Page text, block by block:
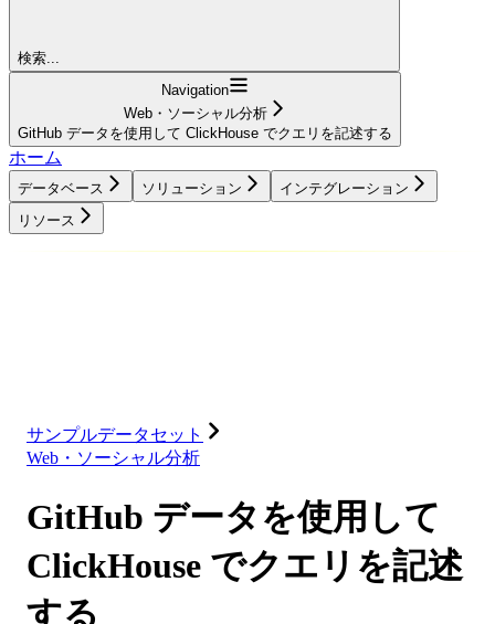
検索...
Navigation
Web・ソーシャル分析
GitHub データを使用して ClickHouse でクエリを記述する
ホーム
データベース ソリューション
インテグレーション
リソース
サンプルデータセット
Web・ソーシャル分析
GitHub データを使用して
ClickHouse でクエリを記述
する